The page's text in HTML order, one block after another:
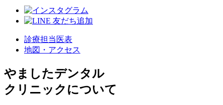
診療担当医表
地図・アクセス
やましたデンタル
クリニックについて